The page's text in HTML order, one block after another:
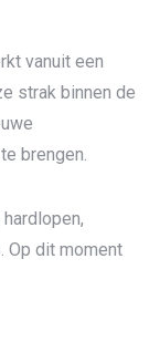
vanuit een
strak binnen de
brengen.
Op dit moment